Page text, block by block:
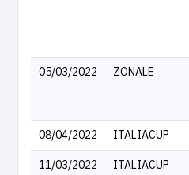
05/03/2022 ZONALE
08/04/2022 ITALIACUP
11/03/2022 ITALIACUP